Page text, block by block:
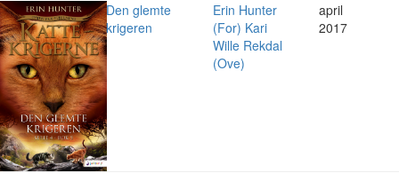
Den glemte
krigeren
Erin Hunter
(For) Kari
Wille Rekdal
(Ove)
april
2017